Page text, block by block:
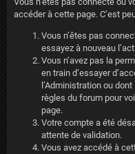
accéder à cette page. C’est
Vous n’êtes pas
essayez à nouveau
Vous n’avez pas la
en train d’essayer
l’Administration ou
règles du forum pour
page.
Votre compte a été
attente de validation.
Vous avez accédé à